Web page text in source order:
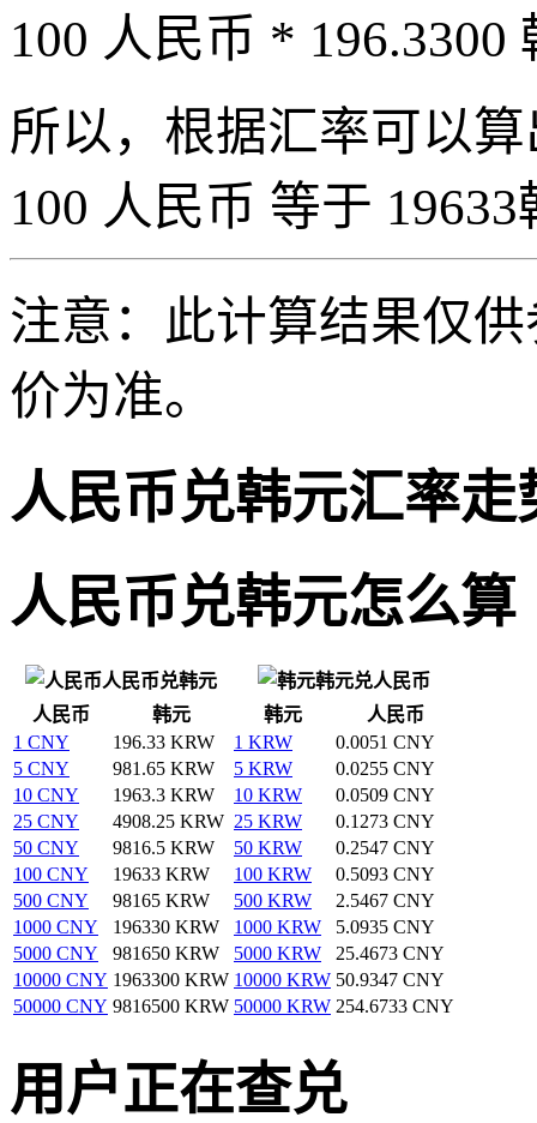
100 人民币 * 196.3300
所以，根据汇率可以
100 人民币 等于
注意：此计算结果仅
价为准。
人民币兑韩元汇率走
人民币兑韩元怎么算
人民币兑韩元
韩元兑人民币
人民币
韩元 韩元
人民币
1 CNY
196.33 KRW 1 KRW
0.0051 CNY
5 CNY
981.65 KRW 5 KRW
0.0255 CNY
10 CNY
1963.3 KRW 10 KRW
0.0509 CNY
25 CNY
4908.25 KRW 25 KRW
0.1273 CNY
50 CNY
9816.5 KRW 50 KRW
0.2547 CNY
100 CNY
19633 KRW 100 KRW
0.5093 CNY
500 CNY
98165 KRW 500 KRW
2.5467 CNY
1000 CNY
196330 KRW 1000 KRW
5.0935 CNY
5000 CNY
981650 KRW 5000 KRW
25.4673 CNY
10000 CNY 1963300 KRW 10000 KRW 50.9347 CNY
50000 CNY 9816500 KRW 50000 KRW 254.6733 CNY
用户正在查兑